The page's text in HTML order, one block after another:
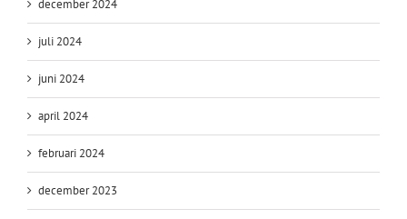
december 2024
juli 2024
juni 2024
april 2024
februari 2024
december 2023